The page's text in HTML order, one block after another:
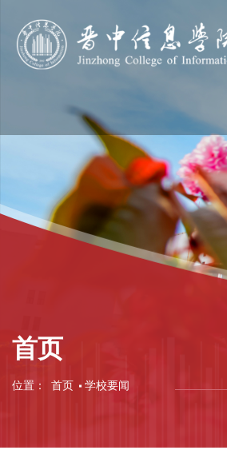
首页
位置： 首页 学校要闻